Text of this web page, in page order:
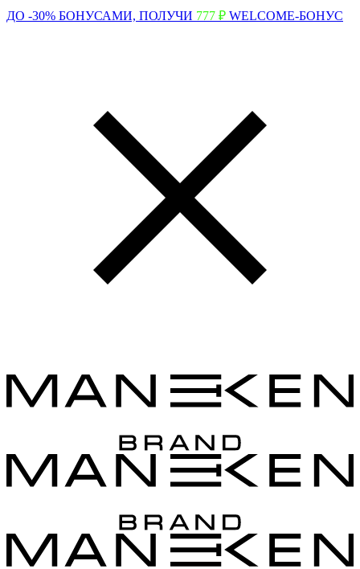
ДО -30% БОНУСАМИ, ПОЛУЧИ 777 ₽ WELCOME-БОНУС